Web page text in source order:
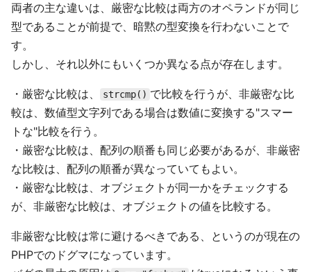
両者の主な違いは、厳密な比較は両方のオペランドが同じ
型であることが前提で、暗黙の型変換を行わないことで
す。
しかし、それ以外にもいくつか異なる点が存在します。
・厳密な比較は、 strcmp() で比較を行うが、非厳密な比
較は、数値型文字列である場合は数値に変換する"スマー
トな"比較を行う。
・厳密な比較は、配列の順番も同じ必要があるが、非厳密
な比較は、配列の順番が異なっていてもよい。
・厳密な比較は、オブジェクトが同一かをチェックする
が、非厳密な比較は、オブジェクトの値を比較する。
非厳密な比較は常に避けるべきである、というのが現在の
PHPでのドグマになっています。